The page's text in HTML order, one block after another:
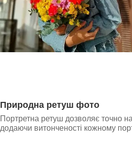
Природна ретуш фото
Портретна ретуш дозволяє точно
додаючи витонченості кожному